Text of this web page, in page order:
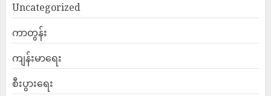
Uncategorized
ကာတွန်း
ကျန်းမာရေး
စီးပွားရေး